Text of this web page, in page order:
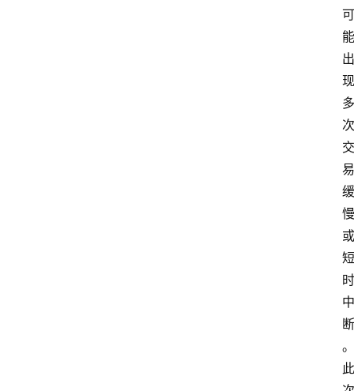
可
能
出
现
多
次
交
易
缓
慢
或
短
时
中
断
。
此